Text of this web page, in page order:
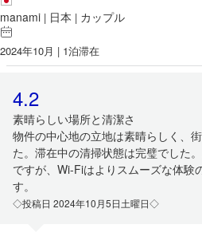
manami | 日本 | カップル
2024年10月 | 1泊滞在
4.2
素晴らしい場所と清潔さ
物件の中心地の立地は素晴らしく、
た。滞在中の清掃状態は完璧でした
ですが、Wi-Fiはよりスムーズな体験
す。
◇投稿日 2024年10月5日土曜日◇